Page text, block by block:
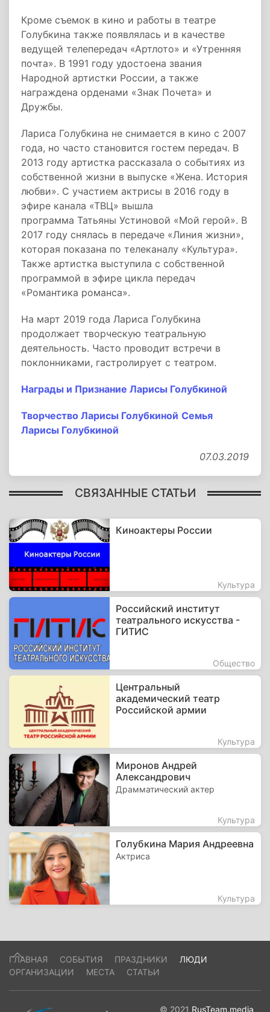
Кроме съемок в кино и работы в театре
Голубкина также появлялась и в качестве
ведущей телепередач «Артлото» и «Утренняя
почта». В 1991 году удостоена звания
Народной артистки России, а также
награждена орденами «Знак Почета» и
Дружбы.
Лариса Голубкина не снимается в кино с 2007
года, но часто становится гостем передач. В
2013 году артистка рассказала о событиях из
собственной жизни в выпуске «Жена. История
любви». С участием актрисы в 2016 году в
эфире канала «ТВЦ» вышла
программа Татьяны Устиновой «Мой герой». В
2017 году снялась в передаче «Линия жизни»,
которая показана по телеканалу «Культура».
Также артистка выступила с собственной
программой в эфире цикла передач
«Романтика романса».
На март 2019 года Лариса Голубкина
продолжает творческую театральную
деятельность. Часто проводит встречи в
поклонниками, гастролирует с театром.
Награды и Признание Ларисы Голубкиной
Творчество Ларисы Голубкиной Семья
Ларисы Голубкиной
07.03.2019
СВЯЗАННЫЕ СТАТЬИ
Киноактеры России
Культура
Российский институт
театрального искусства -
ГИТИС
Общество
Центральный
академический театр
Российской армии
Культура
Миронов Андрей
Александрович
Драмматический актер
Культура
Голубкина Мария Андреевна
Актриса
Культура
ГЛАВНАЯ СОБЫТИЯ ПРАЗДНИКИ
ЛЮДИ
ОРГАНИЗАЦИИ
МЕСТА СТАТЬИ
© 2021 RusTeam.media